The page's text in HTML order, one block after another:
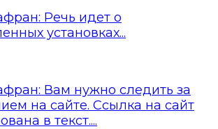
Речь идет о
установках...
Вам нужно следить за
на сайте. Ссылка на сайт
в текст....